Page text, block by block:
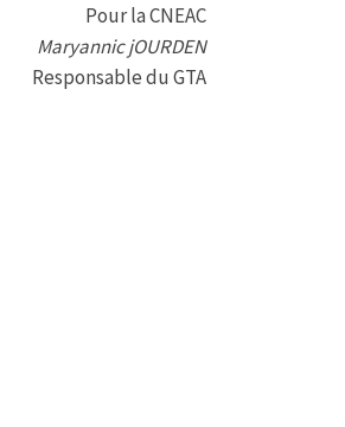
Pour la CNEAC
Maryannic jOURDEN
Responsable du GTA